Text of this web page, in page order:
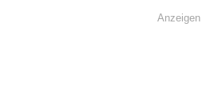
Anzeigen